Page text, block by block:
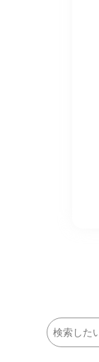
検
索